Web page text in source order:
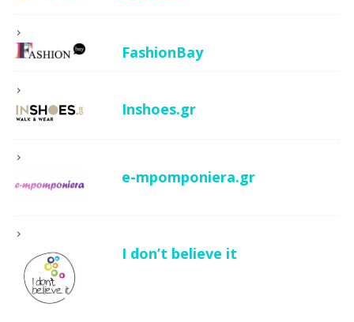
FashionBay
Inshoes.gr
e-mpomponiera.gr
I don’t believe it